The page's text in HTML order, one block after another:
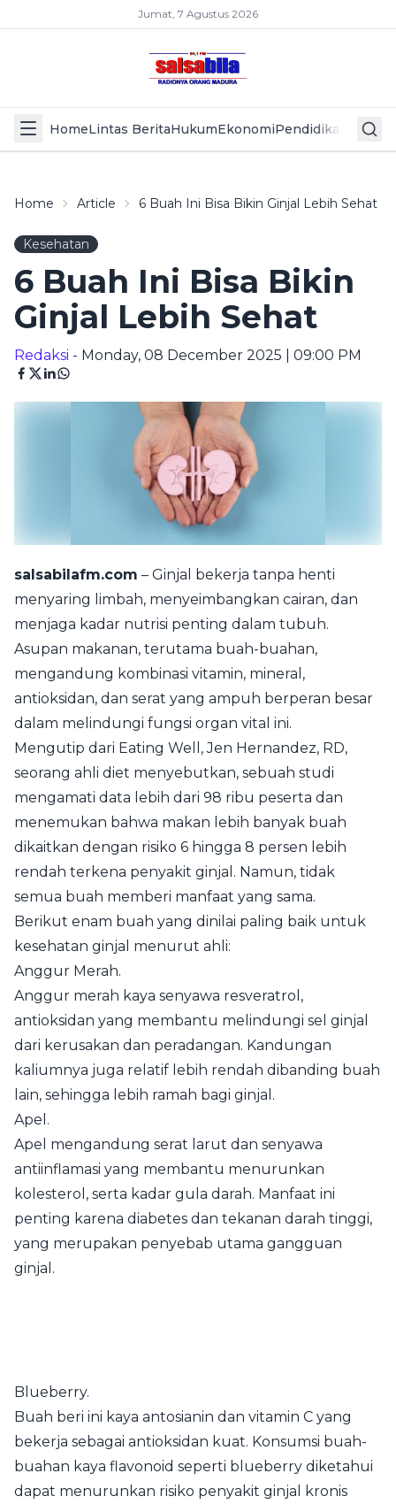
Jumat, 7 Agustus 2026
HomeLintas BeritaHukumEkonomiPendidikan Politik
Home Article 6 Buah Ini Bisa Bikin Ginjal Lebih Sehat
Kesehatan
6 Buah Ini Bisa Bikin
Ginjal Lebih Sehat
Redaksi - Monday, 08 December 2025 | 09:00 PM
salsabilafm.com – Ginjal bekerja tanpa henti
menyaring limbah, menyeimbangkan cairan, dan
menjaga kadar nutrisi penting dalam tubuh.
Asupan makanan, terutama buah-buahan,
mengandung kombinasi vitamin, mineral,
antioksidan, dan serat yang ampuh berperan besar
dalam melindungi fungsi organ vital ini.
Mengutip dari Eating Well, Jen Hernandez, RD,
seorang ahli diet menyebutkan, sebuah studi
mengamati data lebih dari 98 ribu peserta dan
menemukan bahwa makan lebih banyak buah
dikaitkan dengan risiko 6 hingga 8 persen lebih
rendah terkena penyakit ginjal. Namun, tidak
semua buah memberi manfaat yang sama.
Berikut enam buah yang dinilai paling baik untuk
kesehatan ginjal menurut ahli:
Anggur Merah.
Anggur merah kaya senyawa resveratrol,
antioksidan yang membantu melindungi sel ginjal
dari kerusakan dan peradangan. Kandungan
kaliumnya juga relatif lebih rendah dibanding buah
lain, sehingga lebih ramah bagi ginjal.
Apel.
Apel mengandung serat larut dan senyawa
antiinflamasi yang membantu menurunkan
kolesterol, serta kadar gula darah. Manfaat ini
penting karena diabetes dan tekanan darah tinggi,
yang merupakan penyebab utama gangguan
ginjal.
Blueberry.
Buah beri ini kaya antosianin dan vitamin C yang
bekerja sebagai antioksidan kuat. Konsumsi buah-
buahan kaya flavonoid seperti blueberry diketahui
dapat menurunkan risiko penyakit ginjal kronis